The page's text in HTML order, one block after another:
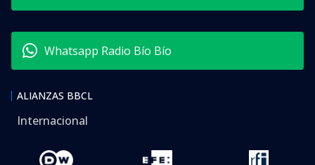
Whatsapp Radio Bío Bío
ALIANZAS BBCL
Internacional